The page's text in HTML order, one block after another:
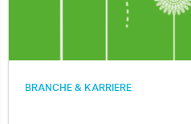
BRANCHE & KARRIERE